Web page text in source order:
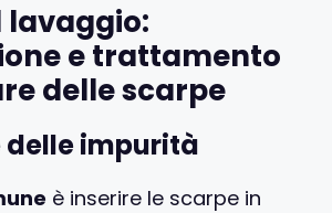
lavaggio:
e trattamento
delle scarpe
delle impurità
è inserire le scarpe in